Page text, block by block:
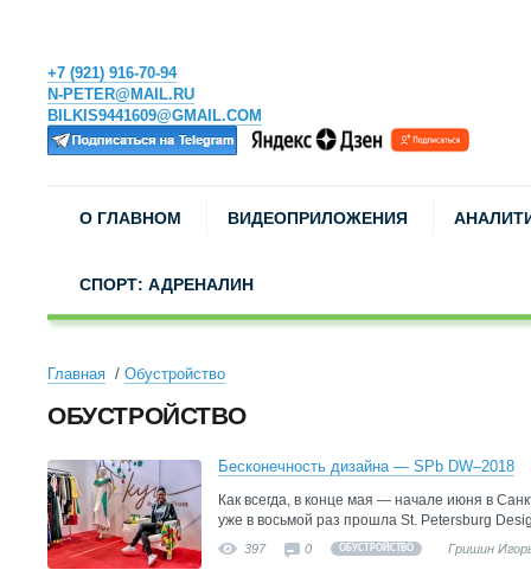
+7 (921) 916-70-94
N-PETER@MAIL.RU
BILKIS9441609@GMAIL.COM
О ГЛАВНОМ ВИДЕОПРИЛОЖЕНИЯ
СПОРТ: АДРЕНАЛИН
Главная Обустройство
ОБУСТРОЙСТВО
Бесконечность дизайна — SPb DW–2018
Как всегда, в конце мая — начале июня в
уже в восьмой раз прошла St. Petersburg
397 0 ОБУСТРОЙСТВО Гришин